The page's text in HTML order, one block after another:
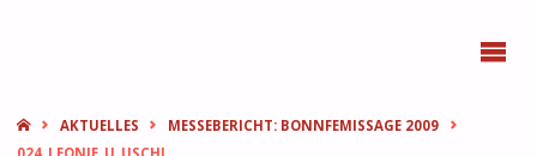
STARTAKTUELLES
MESSEBERICHT: BONNFEMISSAGE 2009